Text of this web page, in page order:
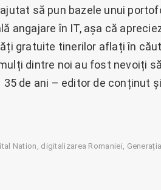
să pun bazele unui
angajare în IT, așa că
gratuite tinerilor aflați în
dintre noi au fost nevoiți
de ani – editor de conținut
Nation digitalizarea Romaniei